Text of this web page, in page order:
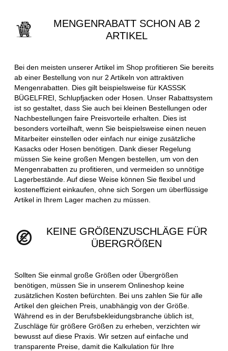
MENGENRABATT SCHON AB 2
ARTIKEL
Bei den meisten unserer Artikel im Shop profitieren Sie bereits
ab einer Bestellung von nur 2 Artikeln von attraktiven
Mengenrabatten. Dies gilt beispielsweise für KASSSK
BÜGELFREI, Schlupfjacken oder Hosen. Unser Rabattsystem
ist so gestaltet, dass Sie auch bei kleinen Bestellungen oder
Nachbestellungen faire Preisvorteile erhalten. Dies ist
besonders vorteilhaft, wenn Sie beispielsweise einen neuen
Mitarbeiter einstellen oder einfach nur einige zusätzliche
Kasacks oder Hosen benötigen. Dank dieser Regelung
müssen Sie keine großen Mengen bestellen, um von den
Mengenrabatten zu profitieren, und vermeiden so unnötige
Lagerbestände. Auf diese Weise können Sie flexibel und
kosteneffizient einkaufen, ohne sich Sorgen um überflüssige
Artikel in Ihrem Lager machen zu müssen.
KEINE GRÖßENZUSCHLÄGE FÜR
ÜBERGRÖßEN
Sollten Sie einmal große Größen oder Übergrößen
benötigen, müssen Sie in unserem Onlineshop keine
zusätzlichen Kosten befürchten. Bei uns zahlen Sie für alle
Artikel den gleichen Preis, unabhängig von der Größe.
Während es in der Berufsbekleidungsbranche üblich ist,
Zuschläge für größere Größen zu erheben, verzichten wir
bewusst auf diese Praxis. Wir setzen auf einfache und
transparente Preise, damit die Kalkulation für Ihre